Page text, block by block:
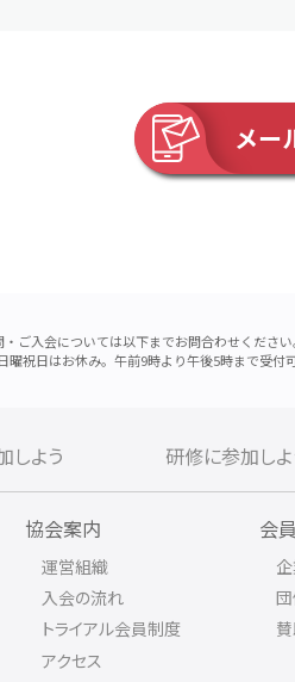
メー
・ご入会については以下までお問合わせください
曜祝日はお休み。午前9時より午後5時まで受付
しよう 研修に参加しよ
協会案内
運営組織
入会の流れ
トライアル会員制度
アクセス
会